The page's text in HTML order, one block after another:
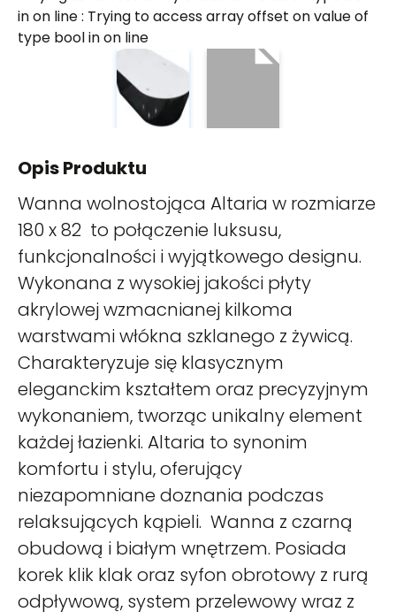
inon line: Trying to access array offset on value of
type bool inon line
Opis Produktu
Wanna wolnostojąca Altaria w rozmiarze
180 x 82 to połączenie luksusu,
funkcjonalności i wyjątkowego designu.
Wykonana z wysokiej jakości płyty
akrylowej wzmacnianej kilkoma
warstwami włókna szklanego z żywicą.
Charakteryzuje się klasycznym
eleganckim kształtem oraz precyzyjnym
wykonaniem, tworząc unikalny element
każdej łazienki. Altaria to synonim
komfortu i stylu, oferujący
niezapomniane doznania podczas
relaksujących kąpieli. Wanna z czarną
obudową i białym wnętrzem. Posiada
korek klik klak oraz syfon obrotowy z rurą
odpływową, system przelewowy wraz z